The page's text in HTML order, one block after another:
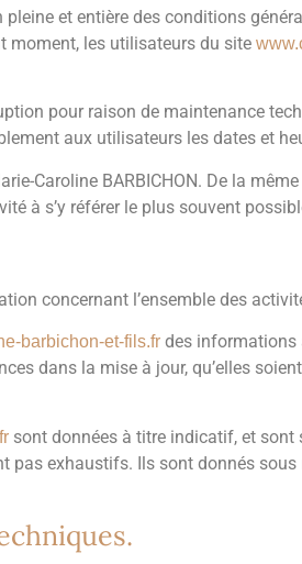
pleine et entière des conditions
moment, les utilisateurs du site
pour raison de maintenance
aux utilisateurs les dates et
Caroline BARBICHON. De la
à s’y référer le plus souvent
concernant l’ensemble des
barbichon-et-fils.fr des informations
dans la mise à jour, qu’elles
sont données à titre indicatif, et sont
pas exhaustifs. Ils sont donnés